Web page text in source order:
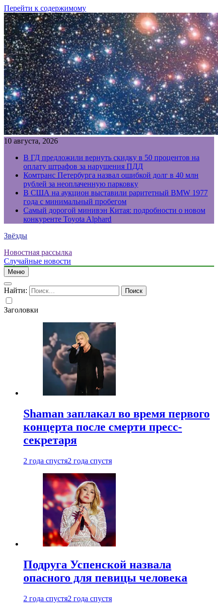
Перейти к содержимому
10 августа, 2026
В ГД предложили вернуть скидку в 50 процентов на
оплату штрафов за нарушения ПДД
Комтранс Петербурга назвал ошибкой долг в 40 млн
рублей за неоплаченную парковку
В США на аукцион выставили раритетный BMW 1977
года с минимальный пробегом
Самый дорогой минивэн Китая: подробности о новом
конкуренте Toyota Alphard
Звёзды
Новостная рассылка
Случайные новости
Меню
Найти:
Заголовки
Shaman заплакал во время первого
концерта после смерти пресс-
секретаря
2 года спустя2 года спустя
Подруга Успенской назвала
опасного для певицы человека
2 года спустя2 года спустя